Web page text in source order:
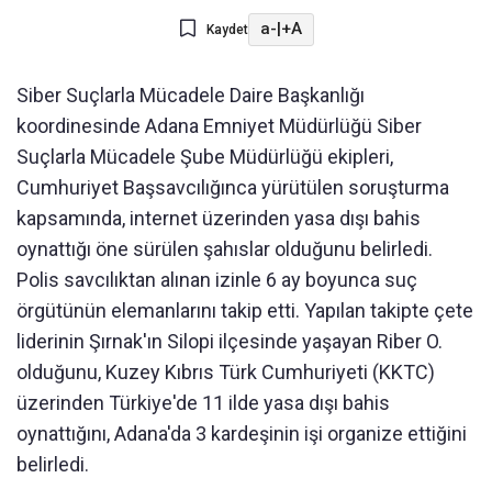
Kaydet a-|+A
Siber Suçlarla Mücadele Daire Başkanlığı
koordinesinde Adana Emniyet Müdürlüğü Siber
Suçlarla Mücadele Şube Müdürlüğü ekipleri,
Cumhuriyet Başsavcılığınca yürütülen soruşturma
kapsamında, internet üzerinden yasa dışı bahis
oynattığı öne sürülen şahıslar olduğunu belirledi.
Polis savcılıktan alınan izinle 6 ay boyunca suç
örgütünün elemanlarını takip etti. Yapılan takipte çete
liderinin Şırnak'ın Silopi ilçesinde yaşayan Riber O.
olduğunu, Kuzey Kıbrıs Türk Cumhuriyeti (KKTC)
üzerinden Türkiye'de 11 ilde yasa dışı bahis
oynattığını, Adana'da 3 kardeşinin işi organize ettiğini
belirledi.